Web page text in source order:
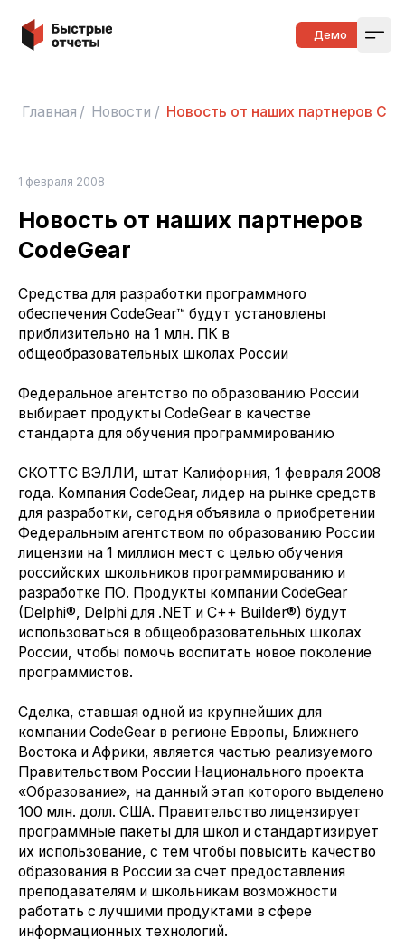
Быстрые отчеты Демо
Главная / Новости / Новость от наших партнеров
1 февраля 2008
Новость от наших партнеров
CodeGear
Средства для разработки программного
обеспечения CodeGear™ будут установлены
приблизительно на 1 млн. ПК в
общеобразовательных школах России
Федеральное агентство по образованию России
выбирает продукты CodeGear в качестве
стандарта для обучения программированию
СКОТТС ВЭЛЛИ, штат Калифорния, 1 февраля 2008
года. Компания CodeGear, лидер на рынке средств
для разработки, сегодня объявила о приобретении
Федеральным агентством по образованию России
лицензии на 1 миллион мест с целью обучения
российских школьников программированию и
разработке ПО. Продукты компании CodeGear
(Delphi®, Delphi для .NET и C++ Builder®) будут
использоваться в общеобразовательных школах
России, чтобы помочь воспитать новое поколение
программистов.
Сделка, ставшая одной из крупнейших для
компании CodeGear в регионе Европы, Ближнего
Востока и Африки, является частью реализуемого
Правительством России Национального проекта
«Образование», на данный этап которого выделено
100 млн. долл. США. Правительство лицензирует
программные пакеты для школ и стандартизирует
их использование, с тем чтобы повысить качество
образования в России за счет предоставления
преподавателям и школьникам возможности
работать с лучшими продуктами в сфере
информационных технологий.